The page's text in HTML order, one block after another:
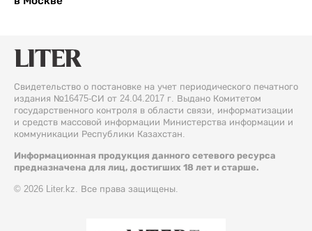
Свидетельство о постановке на учет периодического печатного
издания №16475-СИ от 24.04.2017 г. Выдано Комитетом
государственного контроля в области связи, информатизации
и средств массовой информации Министерства информации и
коммуникации Республики Казахстан.
Информационная продукция данного сетевого ресурса
предназначена для лиц, достигших 18 лет и старше.
© 2026 Liter.kz. Все права защищены.